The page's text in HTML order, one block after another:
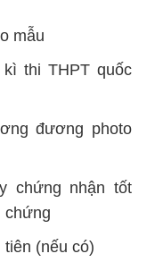
mẫu
thi THPT quốc
đương photo
chứng nhận tốt
chứng
(nếu có)